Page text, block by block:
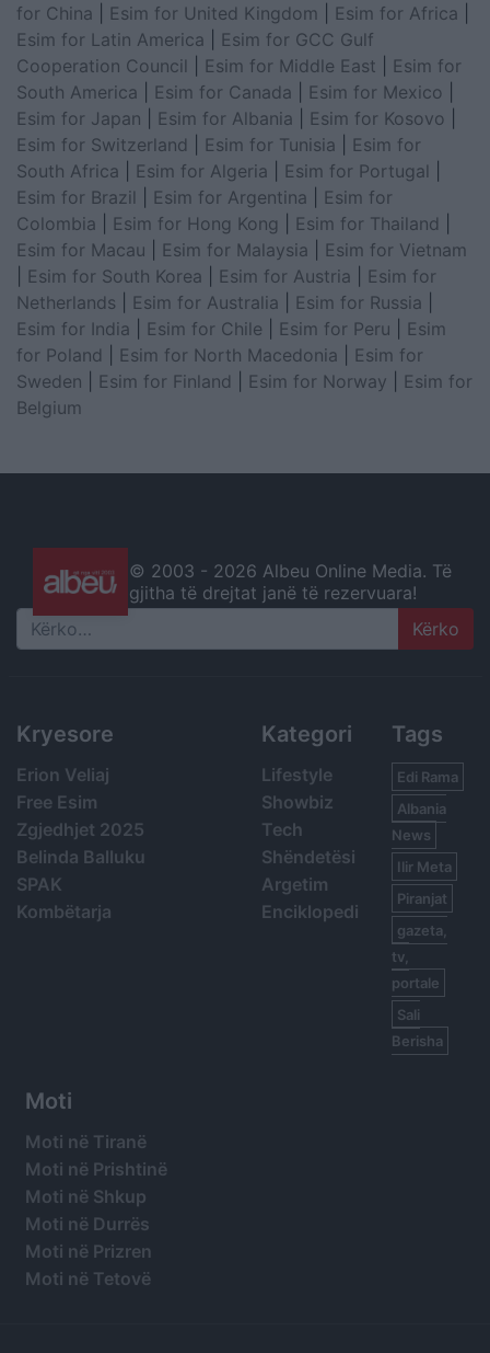
for China
Esim for United Kingdom Esim for Africa
Esim for Latin America
Esim for GCC Gulf
Cooperation Council
Esim for Middle East
Esim for
South America
Esim for Canada Esim for Mexico
Esim for Japan
Esim for Albania Esim for Kosovo
Esim for Switzerland
Esim for Tunisia
Esim for
South Africa
Esim for Algeria Esim for Portugal
Esim for Brazil
Esim for Argentina
Esim for
Colombia
Esim for Hong Kong Esim for Thailand
Esim for Macau
Esim for Malaysia
Esim for Vietnam
Esim for South Korea Esim for Austria
Esim for
Netherlands
Esim for Australia Esim for Russia
Esim for India
Esim for Chile Esim for Peru
Esim
for Poland
Esim for North Macedonia
Esim for
Sweden
Esim for Finland Esim for Norway
Esim for
Belgium
© 2003 - 2026 Albeu Online Media. Të
gjitha të drejtat janë të rezervuara!
Search
Kryesore
Erion Veliaj
Free Esim
Zgjedhjet 2025
Belinda Balluku
SPAK
Kombëtarja
Kategori
Lifestyle
Showbiz
Tech
Shëndetësi
Argetim
Enciklopedi
Tags
Edi Rama
Albania
News
Ilir Meta
Piranjat
gazeta,
tv,
portale
Sali
Berisha
Moti
Moti në Tiranë
Moti në Prishtinë
Moti në Shkup
Moti në Durrës
Moti në Prizren
Moti në Tetovë